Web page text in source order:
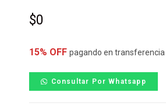
$0
15% OFF pagando en transferencia
Consultar Por Whatsapp